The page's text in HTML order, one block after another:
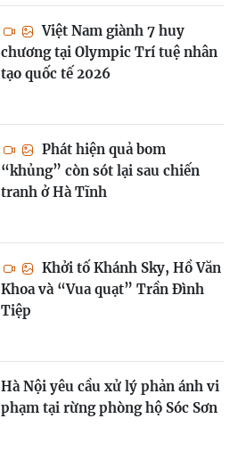
Việt Nam giành 7 huy
chương tại Olympic Trí tuệ nhân
tạo quốc tế 2026
Phát hiện quả bom
“khủng” còn sót lại sau chiến
tranh ở Hà Tĩnh
Khởi tố Khánh Sky, Hồ Văn
Khoa và “Vua quạt” Trần Đình
Tiệp
Hà Nội yêu cầu xử lý phản ánh vi
phạm tại rừng phòng hộ Sóc Sơn